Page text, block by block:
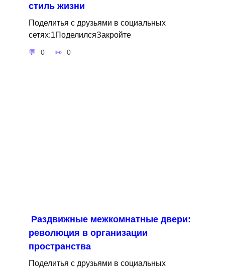
стиль жизни
Поделитья с друзьями в социальных
сетях:1ПоделилсяЗакройте
0 0
Раздвижные межкомнатные двери:
революция в организации
пространства
Поделитья с друзьями в социальных